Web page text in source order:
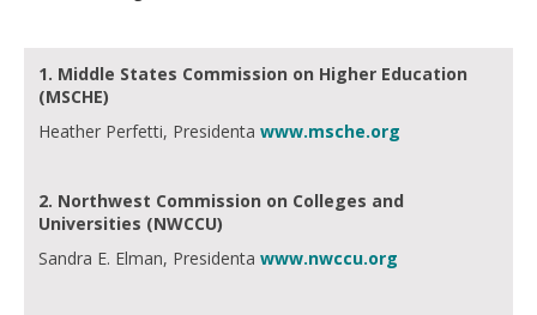
1. Middle States Commission on Higher Education
(MSCHE)
Heather Perfetti, Presidenta www.msche.org
2. Northwest Commission on Colleges and
Universities (NWCCU)
Sandra E. Elman, Presidenta www.nwccu.org